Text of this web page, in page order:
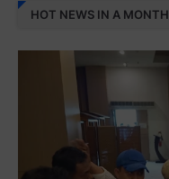
HOT NEWS IN A MONTH